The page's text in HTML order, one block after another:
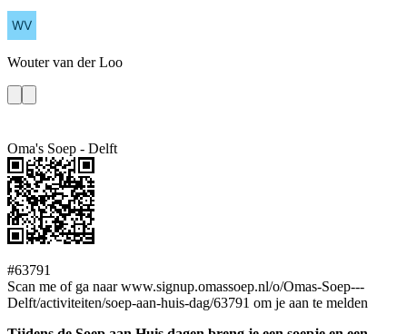
Wouter van der Loo
Oma's Soep - Delft
#63791
Scan me of ga naar www.signup.omassoep.nl/o/Omas-Soep---
Delft/activiteiten/soep-aan-huis-dag/63791 om je aan te melden